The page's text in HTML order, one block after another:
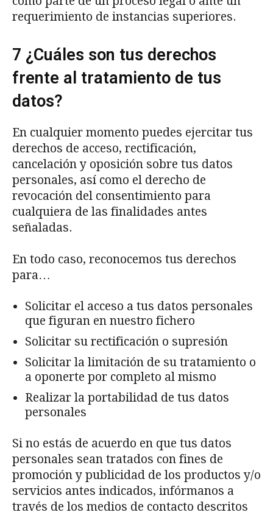
requerimiento de instancias superiores.
7 ¿Cuáles son tus derechos
frente al tratamiento de tus
datos?
En cualquier momento puedes ejercitar tus
derechos de acceso, rectificación,
cancelación y oposición sobre tus datos
personales, así como el derecho de
revocación del consentimiento para
cualquiera de las finalidades antes
señaladas.
En todo caso, reconocemos tus derechos
para…
Solicitar el acceso a tus datos personales
que figuran en nuestro fichero
Solicitar su rectificación o supresión
Solicitar la limitación de su tratamiento o
a oponerte por completo al mismo
Realizar la portabilidad de tus datos
personales
Si no estás de acuerdo en que tus datos
personales sean tratados con fines de
promoción y publicidad de los productos y/o
servicios antes indicados, infórmanos a
través de los medios de contacto descritos